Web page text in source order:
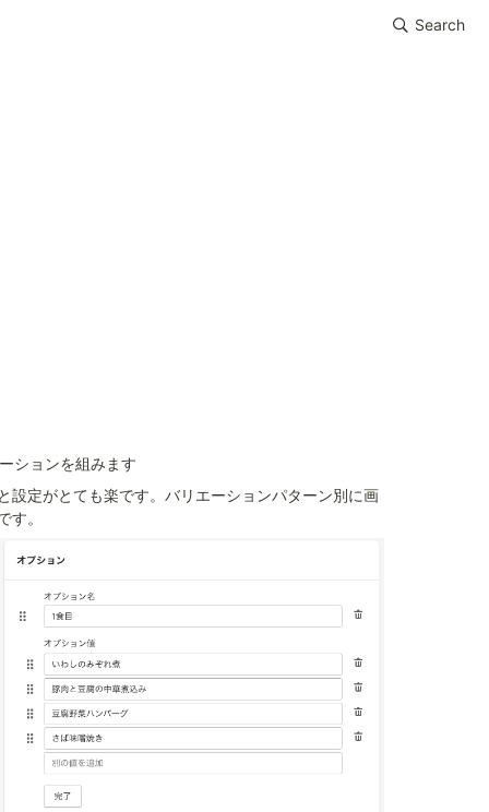
Search
ションを組みます
設定がとても楽です。バリエーションパターン別に画
す。